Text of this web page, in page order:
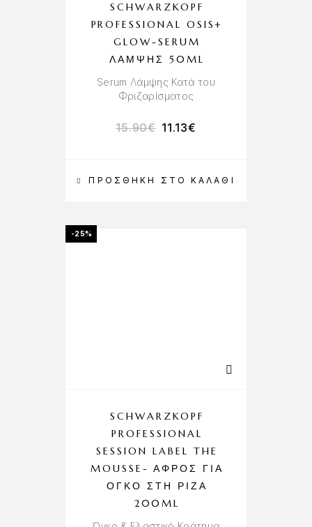
ΠΡΟΣΘΉΚΗ ΣΤΟ ΚΑΛΆΘΙ
SCHWARZKOPF
PROFESSIONAL OSIS+
GLOW-SERUM
ΛΆΜΨΗΣ 50ML
Serum Λάμψης Κατά του
Φριζαρίσματος
15.90€ 11.13€
-25%
SCHWARZKOPF
PROFESSIONAL
SESSION LABEL THE
MOUSSE- ΑΦΡΌΣ ΓΙΑ
ΌΓΚΟ ΣΤΗ ΡΊΖΑ
200ML